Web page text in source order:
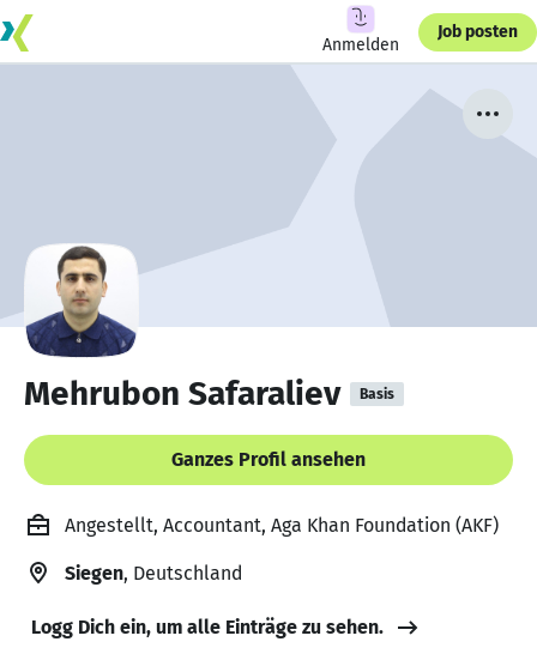
Anmelden
Job posten
Mehrubon Safaraliev Basis
Ganzes Profil ansehen
Angestellt, Accountant, Aga Khan Foundation (AKF)
Siegen, Deutschland
Logg Dich ein, um alle Einträge zu sehen.